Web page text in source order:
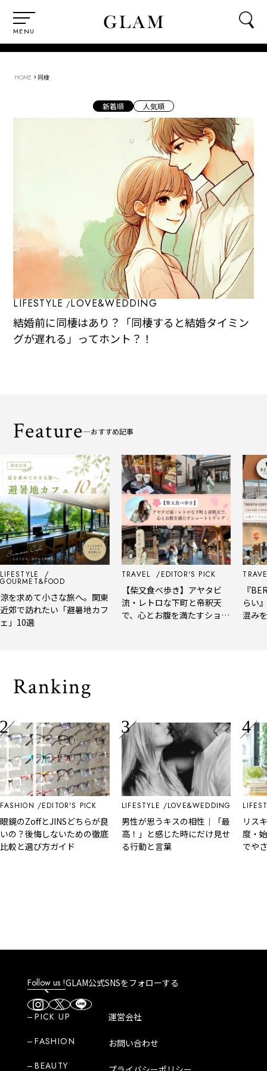
MENU
HOME › 同棲
新着順 人気順
LIFESTYLE LOVE&WEDDING
結婚前に同棲はあり？「同棲すると結婚タイミン
グが遅れる」ってホント？！
Feature おすすめ記事
を求めて小さな旅へ。関東
郊で訪れたい「避暑地カフ
」10選
TRAVEL EDITOR'S PICK
【柴又食べ歩き】アヤタビ
流・レトロな下町と帝釈天
で、心とお腹を満たすショー
『
らい
混み
Ranking
EDITOR'S PICK
鏡のZoffとJINSどちらが良
の？後悔しないための徹底
較と選び方ガイド
LIFESTYLE LOVE&WEDDING
男性が思うキスの相性｜「最
高！」と感じた時にだけ見せ
る行動と言葉
リス
度・
でや
Follow us !GLAM公式SNSをフォローする
PICK UP
FASHION
BEAUTY
運営会社
お問い合わせ